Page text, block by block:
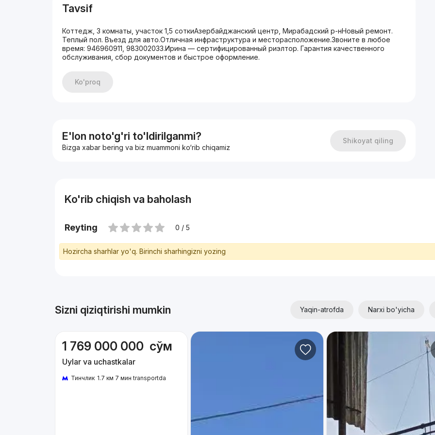
Tavsif
Коттедж, 3 комнаты, участок 1,5 соткиАзербайджанский центр, Мирабадский р-нНовый ремонт.
Теплый пол. Въезд для авто.Отличная инфраструктура и месторасположение.Звоните в любое
время: 946960911, 983002033.Ирина — сертифицированный риэлтор. Гарантия качественного
обслуживания, сбор документов и быстрое оформление.
Ko'proq
E'lon noto'g'ri to'ldirilganmi?
Bizga xabar bering va biz muammoni ko‘rib chiqamiz
Shikoyat qiling
Ko'rib chiqish va baholash
Reyting 0 / 5
Hozircha sharhlar yo'q. Birinchi sharhingizni yozing
Sizni qiziqtirishi mumkin Yaqin-atrofda Narxi bo'yicha
1 769 000 000 сўм
Uylar va uchastkalar
Тинчлик 1.7 км 7 мин transportda